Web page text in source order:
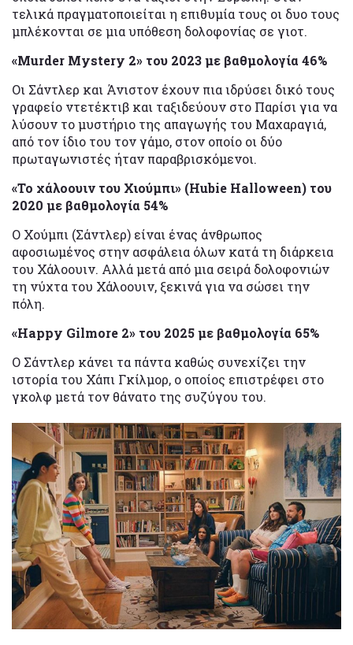
τελικά πραγματοποιείται η επιθυμία τους οι δυο τους
μπλέκονται σε μια υπόθεση δολοφονίας σε γιοτ.
«Murder Mystery 2» του 2023 με βαθμολογία 46%
Οι Σάντλερ και Άνιστον έχουν πια ιδρύσει δικό τους
γραφείο ντετέκτιβ και ταξιδεύουν στο Παρίσι για να
λύσουν το μυστήριο της απαγωγής του Μαχαραγιά,
από τον ίδιο του τον γάμο, στον οποίο οι δύο
πρωταγωνιστές ήταν παραβρισκόμενοι.
«Το χάλοουιν του Χιούμπι» (Hubie Halloween) του
2020 με βαθμολογία 54%
Ο Χούμπι (Σάντλερ) είναι ένας άνθρωπος
αφοσιωμένος στην ασφάλεια όλων κατά τη διάρκεια
του Χάλοουιν. Αλλά μετά από μια σειρά δολοφονιών
τη νύχτα του Χάλοουιν, ξεκινά για να σώσει την
πόλη.
«Happy Gilmore 2» του 2025 με βαθμολογία 65%
Ο Σάντλερ κάνει τα πάντα καθώς συνεχίζει την
ιστορία του Χάπι Γκίλμορ, ο οποίος επιστρέφει στο
γκολφ μετά τον θάνατο της συζύγου του.